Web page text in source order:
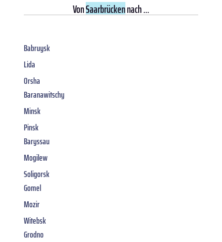
VonSaarbrückennach ...
Babruysk
Lida
Orsha
Baranawitschy
Minsk
Pinsk
Baryssau
Mogilew
Soligorsk
Gomel
Mozir
Witebsk
Grodno